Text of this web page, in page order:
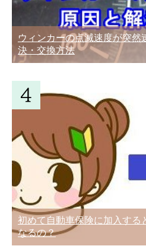
ウィンカーの点滅速度が突然
決・交換方法
初めて自動車保険に加入する
なるの？